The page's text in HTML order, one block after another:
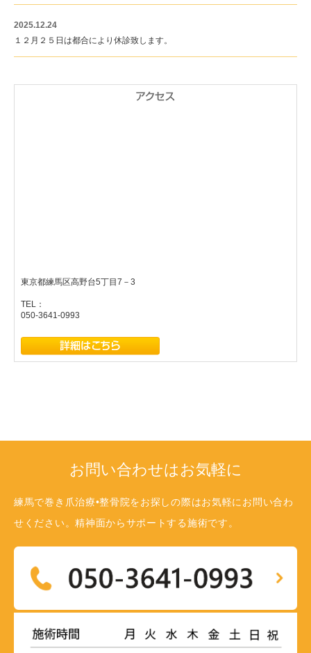
2025.12.24
１２月２５日は都合により休診致します。
東京都練馬区高野台5丁目7－3
TEL：
050-3641-0993
お問い合わせはお気軽に
練馬で巻き爪治療•整骨院をお探しの際はお気軽にお問い合わ
せください。精神面からサポートする施術です。